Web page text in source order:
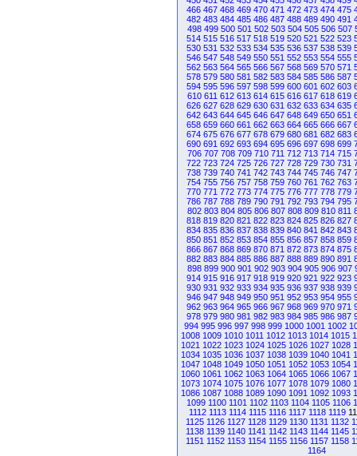
466 467 468 469 470 471 472 473 474 475
482 483 484 485 486 487 488 489 490 491
498 499 500 501 502 503 504 505 506 507
514 515 516 517 518 519 520 521 522 523
530 531 532 533 534 535 536 537 538 539
546 547 548 549 550 551 552 553 554 555
562 563 564 565 566 567 568 569 570 571
578 579 580 581 582 583 584 585 586 587
594 595 596 597 598 599 600 601 602 603
610 611 612 613 614 615 616 617 618 619
626 627 628 629 630 631 632 633 634 635
642 643 644 645 646 647 648 649 650 651
658 659 660 661 662 663 664 665 666 667
674 675 676 677 678 679 680 681 682 683
690 691 692 693 694 695 696 697 698 699
706 707 708 709 710 711 712 713 714 715
722 723 724 725 726 727 728 729 730 731
738 739 740 741 742 743 744 745 746 747
754 755 756 757 758 759 760 761 762 763
770 771 772 773 774 775 776 777 778 779
786 787 788 789 790 791 792 793 794 795
802 803 804 805 806 807 808 809 810 811
818 819 820 821 822 823 824 825 826 827
834 835 836 837 838 839 840 841 842 843
850 851 852 853 854 855 856 857 858 859
866 867 868 869 870 871 872 873 874 875
882 883 884 885 886 887 888 889 890 891
898 899 900 901 902 903 904 905 906 907
914 915 916 917 918 919 920 921 922 923
930 931 932 933 934 935 936 937 938 939
946 947 948 949 950 951 952 953 954 955
962 963 964 965 966 967 968 969 970 971
978 979 980 981 982 983 984 985 986 987
994 995 996 997 998 999 1000 1001 1002
1008 1009 1010 1011 1012 1013 1014 1015
1021 1022 1023 1024 1025 1026 1027 1028
1034 1035 1036 1037 1038 1039 1040 1041
1047 1048 1049 1050 1051 1052 1053 1054
1060 1061 1062 1063 1064 1065 1066 1067
1073 1074 1075 1076 1077 1078 1079 1080
1086 1087 1088 1089 1090 1091 1092 1093
1099 1100 1101 1102 1103 1104 1105 1106
1112 1113 1114 1115 1116 1117 1118 1119
1125 1126 1127 1128 1129 1130 1131 1132
1138 1139 1140 1141 1142 1143 1144 1145
1151 1152 1153 1154 1155 1156 1157 1158
1164